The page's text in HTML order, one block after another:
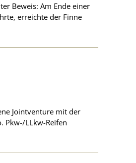
Beweis: Am Ende einer
erreichte der Finne
Jointventure mit der
Pkw-/LLkw-Reifen